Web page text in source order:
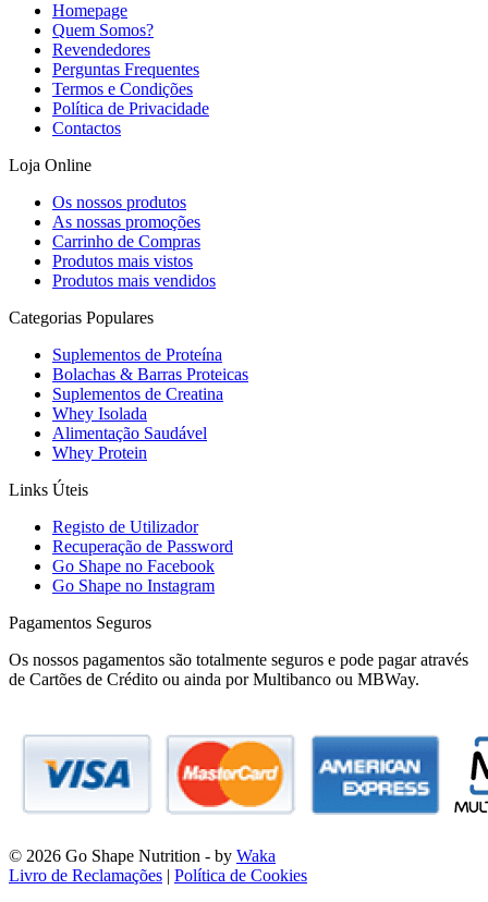
Homepage
Quem Somos?
Revendedores
Perguntas Frequentes
Termos e Condições
Política de Privacidade
Contactos
Loja Online
Os nossos produtos
As nossas promoções
Carrinho de Compras
Produtos mais vistos
Produtos mais vendidos
Categorias Populares
Suplementos de Proteína
Bolachas & Barras Proteicas
Suplementos de Creatina
Whey Isolada
Alimentação Saudável
Whey Protein
Links Úteis
Registo de Utilizador
Recuperação de Password
Go Shape no Facebook
Go Shape no Instagram
Pagamentos Seguros
Os nossos pagamentos são totalmente seguros e pode pagar através
de Cartões de Crédito ou ainda por Multibanco ou MBWay.
© 2026 Go Shape Nutrition - by Waka
Livro de Reclamações | Política de Cookies